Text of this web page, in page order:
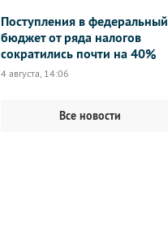
Поступления в федеральный
бюджет от ряда налогов
сократились почти на 40%
4 августа, 14:06
Все новости